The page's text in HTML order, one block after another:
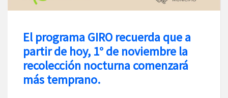
El programa GIRO recuerda que a
partir de hoy, 1° de noviembre la
recolección nocturna comenzará
más temprano.